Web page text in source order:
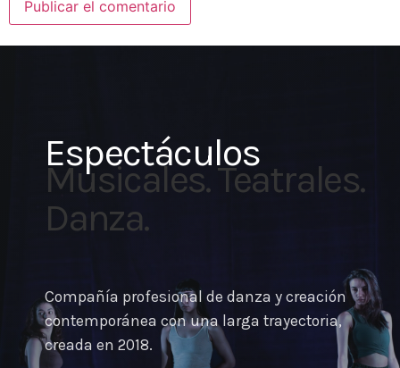
Espectáculos
Musicales.Teatrales.
Danza.
Compañía profesional de danza y creación
contemporánea con una larga trayectoria,
creada en 2018.